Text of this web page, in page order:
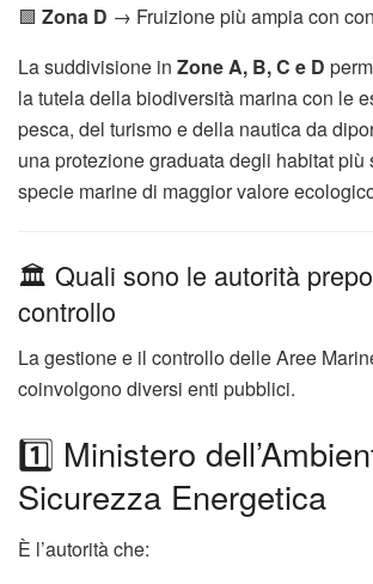
🟩 Zona D → Fruizione più ampia con
La suddivisione in Zone A, B, C e D
la tutela della biodiversità marina con le
pesca, del turismo e della nautica da
una protezione graduata degli habitat
specie marine di maggior valore
🏛️ Quali sono le autorità
controllo
La gestione e il controllo delle Aree
coinvolgono diversi enti pubblici.
1️⃣ Ministero
Sicurezza Energetica
È l’autorità che: